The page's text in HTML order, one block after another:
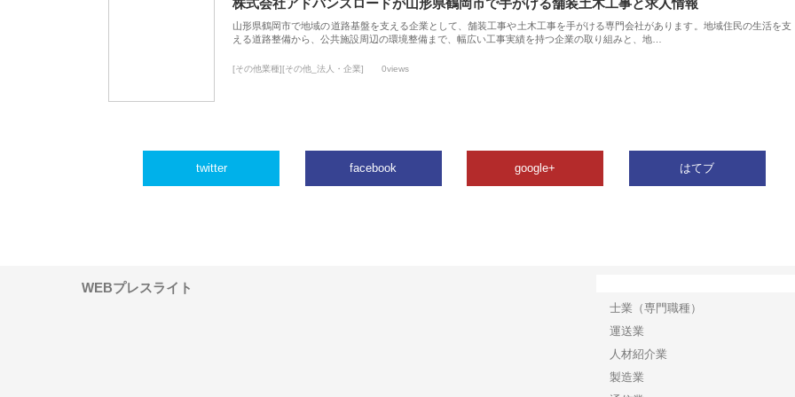
株式会社アドバンスロードが山形県鶴岡市で手がける舗装土木工事と求人情報
山形県鶴岡市で地域の道路基盤を支える企業として、舗装工事や土木工事を手がける専門会社があります。地域住民の生活を支
える道路整備から、公共施設周辺の環境整備まで、幅広い工事実績を持つ企業の取り組みと、地…
[その他業種][その他_法人・企業] 0views
twitter facebook google+ はてブ
WEBプレスライト
士業（専門職種）
運送業
人材紹介業
製造業